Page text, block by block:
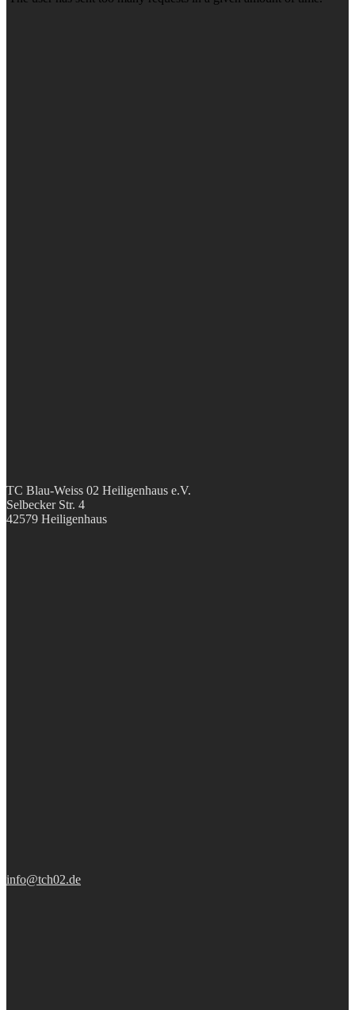
TC Blau-Weiss 02 Heiligenhaus e.V.
Selbecker Str. 4
42579 Heiligenhaus
info@tch02.de